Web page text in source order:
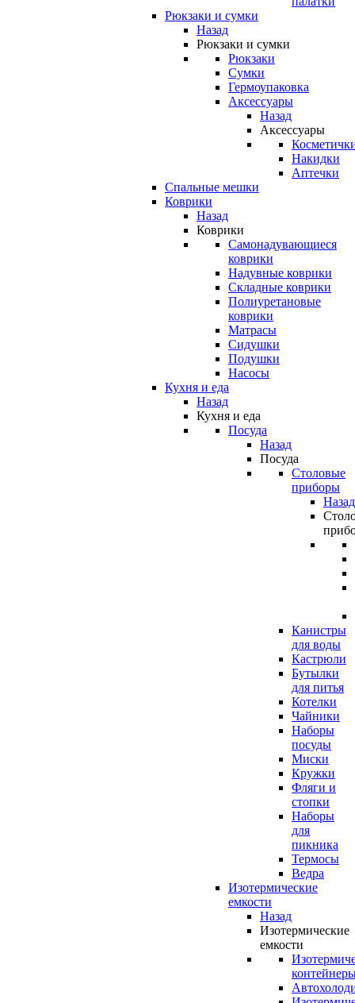
Рюкзаки и сумки
Назад
Рюкзаки и сумки
Рюкзаки
Сумки
Гермоупаковка
Аксессуары
Назад
Аксессуары
Накидки
Аптечки
Спальные мешки
Коврики
Назад
Коврики
Самонадувающиеся
коврики
Надувные коврики
Складные коврики
Полиуретановые
коврики
Матрасы
Сидушки
Подушки
Насосы
Кухня и еда
Назад
Кухня и еда
Посуда
Назад
Посуда
Столовые
приборы
Назад
Канистры
для воды
Кастрюли
Бутылки
для питья
Котелки
Чайники
Наборы
посуды
Миски
Кружки
Фляги и
стопки
Наборы
для
пикника
Термосы
Ведра
Изотермические
емкости
Назад
Изотермические
емкости